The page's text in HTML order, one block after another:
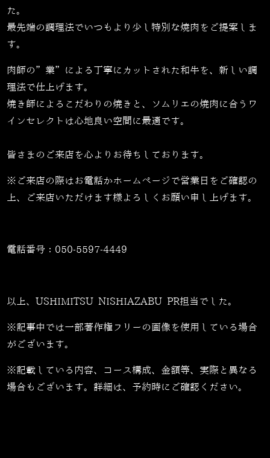
た。
最先端の調理法でいつもより少し特別な焼肉をご提案しま
す。
肉師の”業”による丁寧にカットされた和牛を、新しい調
理法で仕上げます。
焼き師によるこだわりの焼きと、ソムリエの焼肉に合うワ
インセレクトは心地良い空間に最適です。
皆さまのご来店を心よりお待ちしております。
※ご来店の際はお電話かホームページで営業日をご確認の
上、ご来店いただけます様よろしくお願い申し上げます。
電話番号： 050-5597-4449
以上、USHIMITSU NISHIAZABU PR担当でした。
※記事中では一部著作権フリーの画像を使用している場合
がございます。
※記載している内容、コース構成、金額等、実際と異なる
場合もございます。詳細は、予約時にご確認ください。